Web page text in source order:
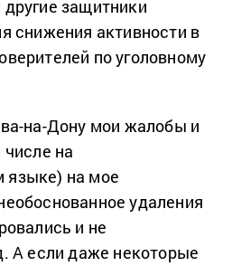
защитники
снижения активности в
по уголовному
на-Дону мои жалобы и
на
языке) на мое
удаления
и не
А если даже некоторые